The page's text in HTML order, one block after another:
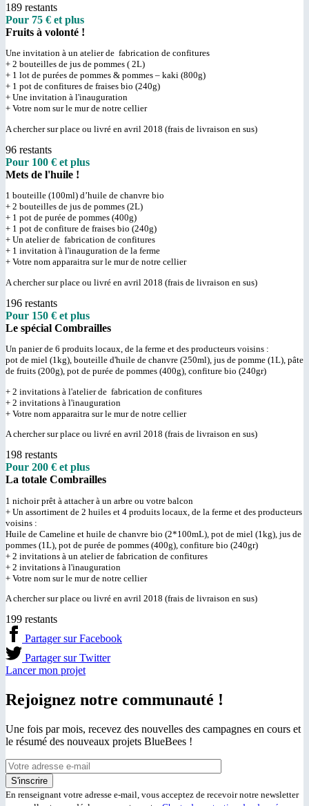
189 restants
Pour 75 € et plus
Fruits à volonté !
Une invitation à un atelier de fabrication de confitures
+ 2 bouteilles de jus de pommes ( 2L)
+ 1 lot de purées de pommes & pommes – kaki (800g)
+ 1 pot de confitures de fraises bio (240g)
+ Une invitation à l'inauguration
+ Votre nom sur le mur de notre cellier
A chercher sur place ou livré en avril 2018 (frais de livraison en sus)
96 restants
Pour 100 € et plus
Mets de l'huile !
1 bouteille (100ml) d’huile de chanvre bio
+ 2 bouteilles de jus de pommes (2L)
+ 1 pot de purée de pommes (400g)
+ 1 pot de confiture de fraises bio (240g)
+ Un atelier de fabrication de confitures
+ 1 invitation à l'inauguration de la ferme
+ Votre nom apparaitra sur le mur de notre cellier
A chercher sur place ou livré en avril 2018 (frais de livraison en sus)
196 restants
Pour 150 € et plus
Le spécial Combrailles
Un panier de 6 produits locaux, de la ferme et des producteurs voisins :
pot de miel (1kg), bouteille d'huile de chanvre (250ml), jus de pomme (1L), pâte
de fruits (200g), pot de purée de pommes (400g), confiture bio (240gr)
+ 2 invitations à l'atelier de fabrication de confitures
+ 2 invitations à l'inauguration
+ Votre nom apparaitra sur le mur de notre cellier
A chercher sur place ou livré en avril 2018 (frais de livraison en sus)
198 restants
Pour 200 € et plus
La totale Combrailles
1 nichoir prêt à attacher à un arbre ou votre balcon
+ Un assortiment de 2 huiles et 4 produits locaux, de la ferme et des producteurs
voisins :
Huile de Cameline et huile de chanvre bio (2*100mL), pot de miel (1kg), jus de
pommes (1L), pot de purée de pommes (400g), confiture bio (240gr)
+ 2 invitations à un atelier de fabrication de confitures
+ 2 invitations à l'inauguration
+ Votre nom sur le mur de notre cellier
A chercher sur place ou livré en avril 2018 (frais de livraison en sus)
199 restants
Partager sur Facebook
Partager sur Twitter
Lancer mon projet
Rejoignez notre communauté !
Une fois par mois, recevez des nouvelles des campagnes en cours et
le résumé des nouveaux projets BlueBees !
En renseignant votre adresse e-mail, vous acceptez de recevoir notre newsletter